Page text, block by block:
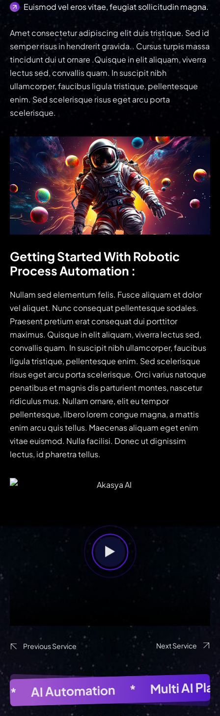
Euismod vel eros vitae, feugiat sollicitudin magna.
Amet consectetur adipiscing elit duis tristique. Sed id
semper risus in hendrerit gravida.. Cursus turpis massa
tincidunt dui ut ornare .Quisque in elit aliquam, viverra
lectus sed, convallis quam. In suscipit nibh
ullamcorper, faucibus ligula tristique, pellentesque
enim. Sed scelerisque risus eget arcu porta
scelerisque.
Getting Started With Robotic
Process Automation :
Nullam sed elementum felis. Fusce aliquam et dolor
vel aliquet. Nunc consequat pellentesque sodales.
Praesent pretium erat consequat dui porttitor
maximus. Quisque in elit aliquam, viverra lectus sed,
convallis quam. In suscipit nibh ullamcorper, faucibus
ligula tristique, pellentesque enim. Sed scelerisque
risus eget arcu porta scelerisque. Orci varius natoque
penatibus et magnis dis parturient montes, nascetur
ridiculus mus. Nullam ornare, elit eu tempor
pellentesque, libero lorem congue magna, a mattis
enim arcu quis tellus. Maecenas aliquam eget enim
vitae euismod. Nulla facilisi. Donec ut dignissim
lectus, id pharetra tellus.
Previous Service Next Service
* AI Automation * Multi
Generator * AI Image